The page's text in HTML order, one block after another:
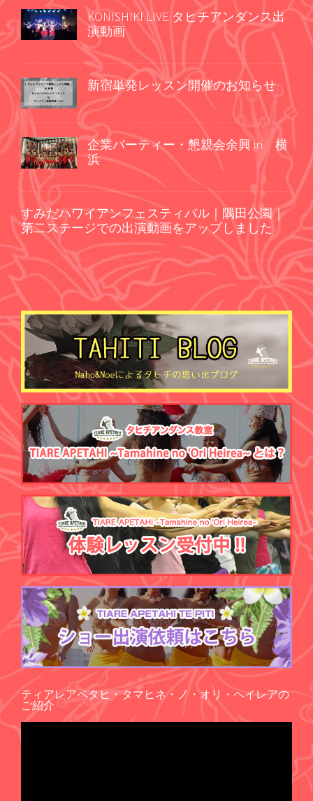
KONISHIKI LIVE タヒチアンダンス出
演動画
新宿単発レッスン開催のお知らせ
企業パーティー・懇親会余興 in 横
浜
すみだハワイアンフェスティバル｜隅田公園｜
第二ステージでの出演動画をアップしました
ティアレアペタヒ・タマヒネ・ノ・オリ・ヘイレアの
ご紹介